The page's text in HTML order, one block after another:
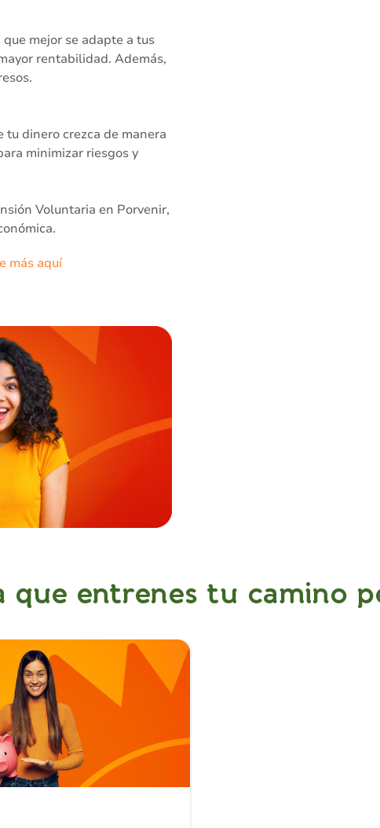
mejor se adapte a tus
rentabilidad. Además,
dinero crezca de manera
minimizar riesgos y
Voluntaria en Porvenir,
más aquí
entrenes tu camino